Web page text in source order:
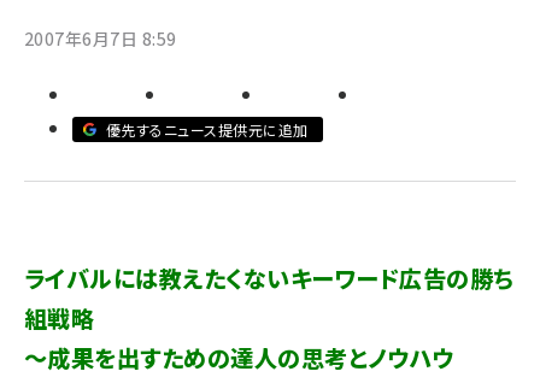
ai (2820)
youtube (2444)
note (2322)
セミナー (2315)
meo (1281)
llmo (1167)
2007年6月7日 8:59
優先するニュース提供元に追加
ライバルには教えたくないキーワード広告の勝ち
組戦略
～成果を出すための達人の思考とノウハウ